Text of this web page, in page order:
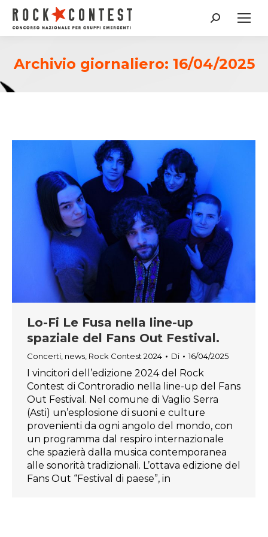
Cerca:
Archivio giornaliero: 16/04/2025
Lo-Fi Le Fusa nella line-up
spaziale del Fans Out Festival.
Concerti news Rock Contest 2024 Di 16/04/2025
I vincitori dell’edizione 2024 del Rock
Contest di Controradio nella line-up del Fans
Out Festival. Nel comune di Vaglio Serra
(Asti) un’esplosione di suoni e culture
provenienti da ogni angolo del mondo, con
un programma dal respiro internazionale
che spazierà dalla musica contemporanea
alle sonorità tradizionali. L’ottava edizione del
Fans Out “Festival di paese”, in